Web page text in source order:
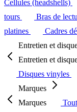
Cellules (headshells)
tours
Bras de
platines
Cadres
Entretien et
Entretien et
Disques vinyles
Marques
Marques